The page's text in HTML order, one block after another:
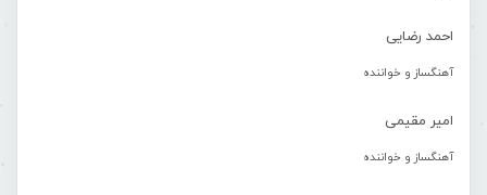
احمد رضایی
آهنگساز و خواننده
امیر مقیمی
آهنگساز و خواننده